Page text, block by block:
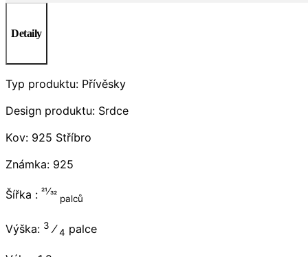
Detaily
Typ produktu: Přívěsky
Design produktu: Srdce
Kov: 925 Stříbro
Známka: 925
Šířka : 21⁄32
palců
Výška: 3 ⁄4 palce